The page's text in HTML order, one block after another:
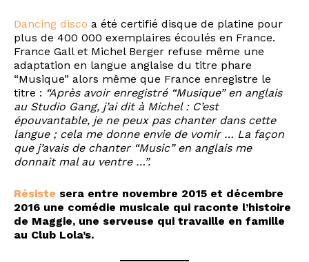
Dancing disco a été certifié disque de platine pour
plus de 400 000 exemplaires écoulés en France.
France Gall et Michel Berger refuse même une
adaptation en langue anglaise du titre phare
“Musique” alors même que France enregistre le
titre : “Après avoir enregistré “Musique” en anglais
au Studio Gang, j’ai dit à Michel : C’est
épouvantable, je ne peux pas chanter dans cette
langue ; cela me donne envie de vomir … La façon
que j’avais de chanter “Music” en anglais me
donnait mal au ventre …”.
Résiste sera entre novembre 2015 et décembre
2016 une comédie musicale qui raconte l’histoire
de Maggie, une serveuse qui travaille en famille
au Club Lola’s.